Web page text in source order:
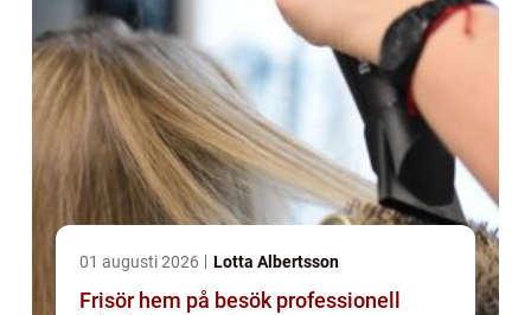
01 augusti 2026 Lotta Albertsson
Frisör hem på besök professionell